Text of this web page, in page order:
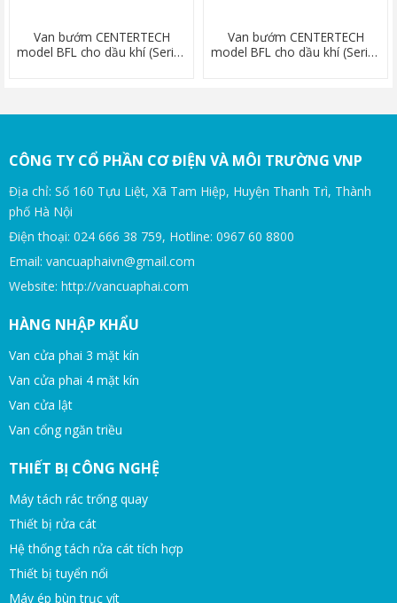
Van bướm CENTERTECH
model BFL cho dầu khí (Series
Van bướm CENTERTECH
model BFL cho dầu khí (Series
CÔNG TY CỔ PHẦN CƠ ĐIỆN VÀ MÔI TRƯỜNG VNP
Địa chỉ: Số 160 Tựu Liệt, Xã Tam Hiệp, Huyện Thanh Trì, Thành
phố Hà Nội
Điện thoại: 024 666 38 759, Hotline: 0967 60 8800
Email: vancuaphaivn@gmail.com
Website: http://vancuaphai.com
HÀNG NHẬP KHẨU
Van cửa phai 3 mặt kín
Van cửa phai 4 mặt kín
Van cửa lật
Van cổng ngăn triều
THIẾT BỊ CÔNG NGHỆ
Máy tách rác trống quay
Thiết bị rửa cát
Hệ thống tách rửa cát tích hợp
Thiết bị tuyển nổi
Máy ép bùn trục vít